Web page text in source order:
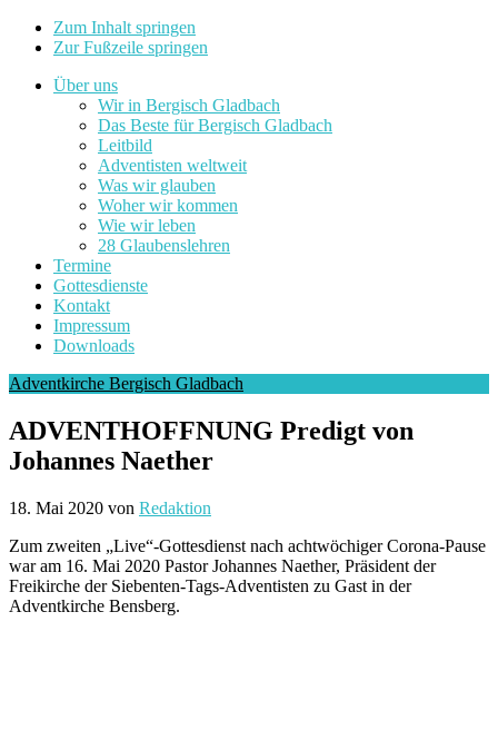
Zum Inhalt springen
Zur Fußzeile springen
Über uns
Wir in Bergisch Gladbach
Das Beste für Bergisch Gladbach
Leitbild
Adventisten weltweit
Was wir glauben
Woher wir kommen
Wie wir leben
28 Glaubenslehren
Termine
Gottesdienste
Kontakt
Impressum
Downloads
Adventkirche Bergisch Gladbach
ADVENTHOFFNUNG Predigt von
Johannes Naether
18. Mai 2020 von Redaktion
Zum zweiten „Live“-Gottesdienst nach achtwöchiger Corona-Pause
war am 16. Mai 2020 Pastor Johannes Naether, Präsident der
Freikirche der Siebenten-Tags-Adventisten zu Gast in der
Adventkirche Bensberg.